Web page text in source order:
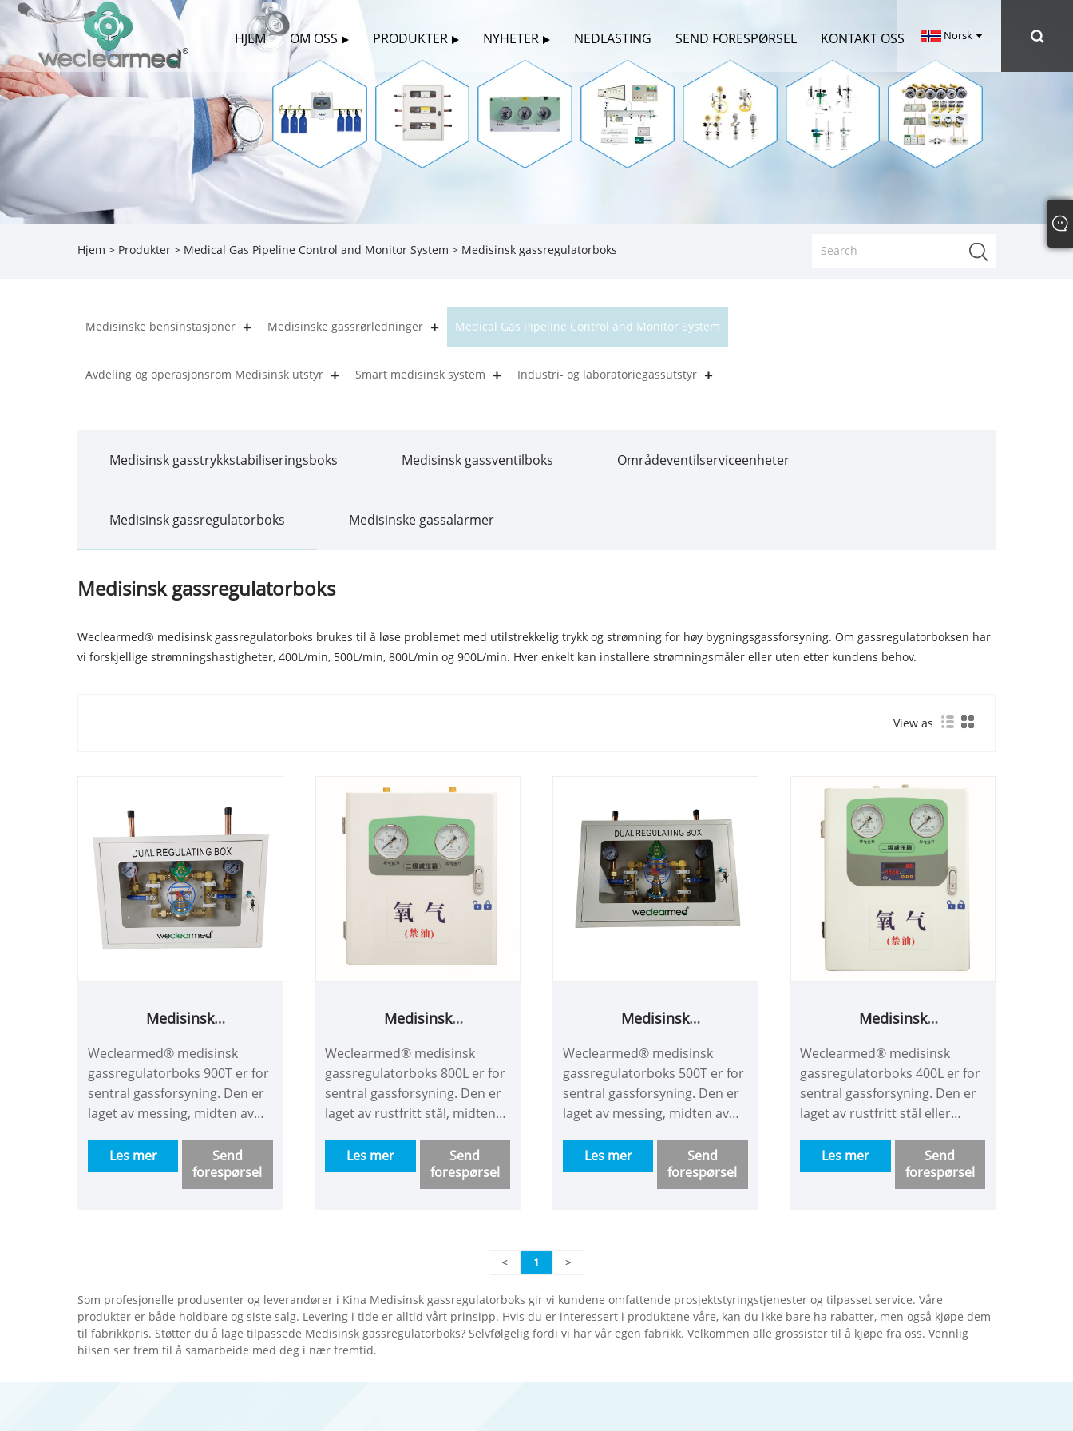
HJEM OM OSS PRODUKTER NYHETER NEDLASTING SEND FORESPØRSEL KONTAKT OSS Norsk‎
Hjem > Produkter > Medical Gas Pipeline Control and Monitor System > Medisinsk gassregulatorboks
Medisinske bensinstasjoner Medisinske gassrørledninger Medical Gas Pipeline Control and Monitor System
Avdeling og operasjonsrom Medisinsk utstyr Smart medisinsk system Industri- og laboratoriegassutstyr
Medisinsk gasstrykkstabiliseringsboks Medisinsk gassventilboks Områdeventilserviceenheter
Medisinsk gassregulatorboks Medisinske gassalarmer
Medisinsk gassregulatorboks
Weclearmed® medisinsk gassregulatorboks brukes til å løse problemet med utilstrekkelig trykk og strømning for høy bygningsgassforsyning. Om gassregulatorboksen har
vi forskjellige strømningshastigheter, 400L/min, 500L/min, 800L/min og 900L/min. Hver enkelt kan installere strømningsmåler eller uten etter kundens behov.
View as
Medisinsk
Weclearmed® medisinsk
gassregulatorboks 900T er for
sentral gassforsyning. Den er
laget av messing, midten av
som endrer høyt trykk til lavt
trykk for å gjøre hele
bygningens gasstilførselstrykk
bygningsgassforsyning. Vi har
modell med eller uten
strømningsmåler for å la deg
velge. Den som har
Les mer
Send
forespørsel
Medisinsk
Weclearmed® medisinsk
gassregulatorboks 800L er for
sentral gassforsyning. Den er
laget av rustfritt stål, midten
trykkreduksjon som endrer
høyt trykk til lavt trykk for å
gjøre hele bygningens
strømning for høy
bygningsgassforsyning. Vi har
modell med eller uten
strømningsmåler for å la deg
Les mer
Send
forespørsel
Medisinsk
Weclearmed® medisinsk
gassregulatorboks 500T er for
sentral gassforsyning. Den er
laget av messing, midten av
som endrer høyt trykk til lavt
trykk for å gjøre hele
bygningens gasstilførselstrykk
bygningsgassforsyning. Vi har
modell med eller uten
strømningsmåler for å la deg
Les mer
Send
forespørsel
Medisinsk
Weclearmed® medisinsk
gassregulatorboks 400L er for
sentral gassforsyning. Den er
laget av rustfritt stål eller
en trykkreduksjon som endrer
høyt trykk til lavt trykk for å
gjøre hele bygningens
bygningsgassforsyning. Vi har
modell med eller uten
strømningsmåler for å la deg
Les mer
Send
forespørsel
< 1 >
Som profesjonelle produsenter og leverandører i Kina Medisinsk gassregulatorboks gir vi kundene omfattende prosjektstyringstjenester og tilpasset service. Våre
produkter er både holdbare og siste salg. Levering i tide er alltid vårt prinsipp. Hvis du er interessert i produktene våre, kan du ikke bare ha rabatter, men også kjøpe dem
til fabrikkpris. Støtter du å lage tilpassede Medisinsk gassregulatorboks? Selvfølgelig fordi vi har vår egen fabrikk. Velkommen alle grossister til å kjøpe fra oss. Vennlig
hilsen ser frem til å samarbeide med deg i nær fremtid.